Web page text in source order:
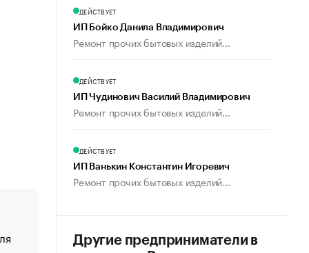
«От спорта тело стареет иначе». Как живет глава
ДЕЙСТВУЕТ
ИП Бойко Данила Владимирович
Ремонт прочих бытовых изделий...
ДЕЙСТВУЕТ
ИП Чудинович Василий Владимирович
Ремонт прочих бытовых изделий...
ДЕЙСТВУЕТ
ИП Ванькин Константин Игоревич
Ремонт прочих бытовых изделий...
Другие предприниматели в